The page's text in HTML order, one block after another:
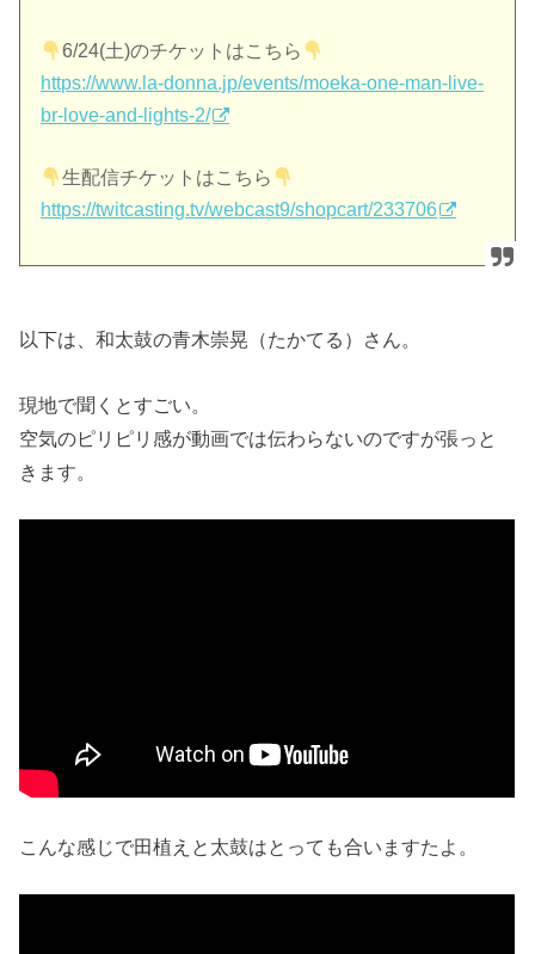
6/24(土)のチケットはこちら
https://www.la-donna.jp/events/moeka-one-man-live-
br-love-and-lights-2/
生配信チケットはこちら
https://twitcasting.tv/webcast9/shopcart/233706
以下は、和太鼓の青木崇晃（たかてる）さん。
現地で聞くとすごい。
空気のピリピリ感が動画では伝わらないのですが張っと
きます。
こんな感じで田植えと太鼓はとっても合いますたよ。